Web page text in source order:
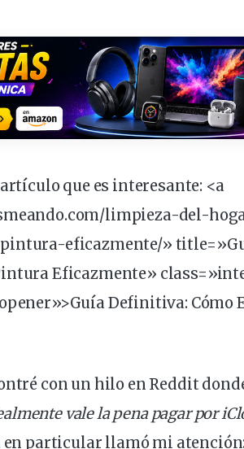
que es interesante: <a
com/limpieza-del-
eficazmente/»
Eficazmente»
Definitiva: Cómo
con un hilo en Reddit
vale la pena pagar por
en particular llamó mi